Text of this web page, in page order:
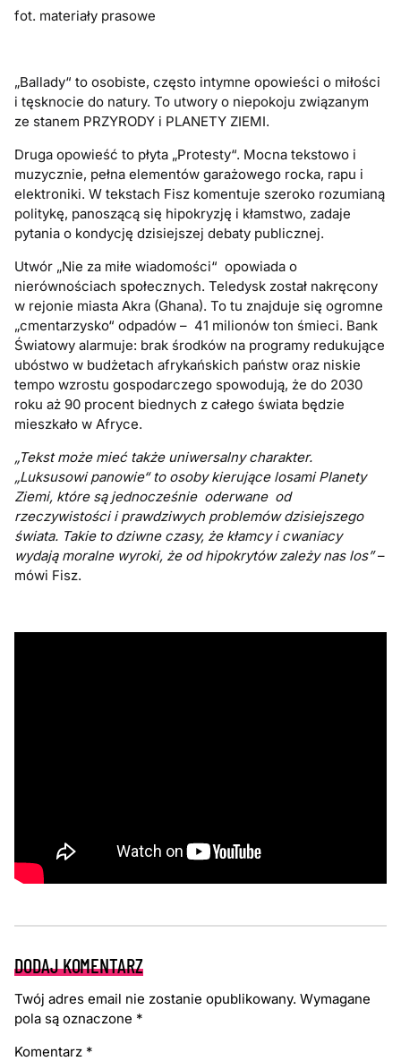
fot. materiały prasowe
„Ballady“ to osobiste, często intymne opowieści o miłości
i tęsknocie do natury. To utwory o niepokoju związanym
ze stanem PRZYRODY i PLANETY ZIEMI.
Druga opowieść to płyta „Protesty“. Mocna tekstowo i
muzycznie, pełna elementów garażowego rocka, rapu i
elektroniki. W tekstach Fisz komentuje szeroko rozumianą
politykę, panoszącą się hipokryzję i kłamstwo, zadaje
pytania o kondycję dzisiejszej debaty publicznej.
Utwór „Nie za miłe wiadomości“ opowiada o
nierównościach społecznych. Teledysk został nakręcony
w rejonie miasta Akra (Ghana). To tu znajduje się ogromne
„cmentarzysko“ odpadów – 41 milionów ton śmieci. Bank
Światowy alarmuje: brak środków na programy redukujące
ubóstwo w budżetach afrykańskich państw oraz niskie
tempo wzrostu gospodarczego spowodują, że do 2030
roku aż 90 procent biednych z całego świata będzie
mieszkało w Afryce.
„Tekst może mieć także uniwersalny charakter.
„Luksusowi panowie“ to osoby kierujące losami Planety
Ziemi, które są jednocześnie oderwane od
rzeczywistości i prawdziwych problemów dzisiejszego
świata. Takie to dziwne czasy, że kłamcy i cwaniacy
wydają moralne wyroki, że od hipokrytów zależy nas los”–
mówi Fisz.
DODAJ KOMENTARZ
Twój adres email nie zostanie opublikowany. Wymagane
pola są oznaczone *
Komentarz *